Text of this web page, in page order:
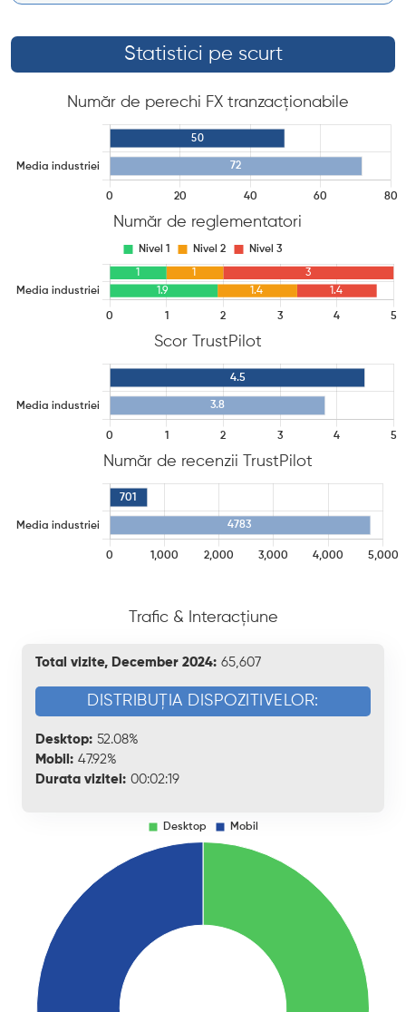
Statistici pe scurt
Număr de perechi FX tranzacționabile
Număr de reglementatori
Scor TrustPilot
Număr de recenzii TrustPilot
Trafic & Interacțiune
Total vizite, December 2024: 65,607
DISTRIBUȚIA DISPOZITIVELOR:
Desktop: 52.08%
Mobil: 47.92%
Durata vizitei: 00:02:19